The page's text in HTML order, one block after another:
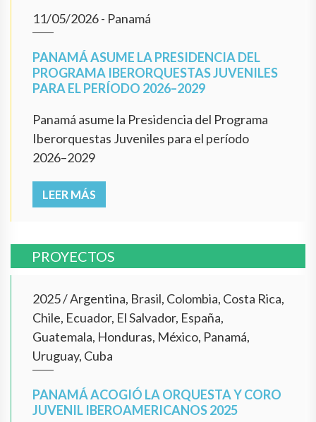
11/05/2026- Panamá
PANAMÁ ASUME LA PRESIDENCIA DEL
PROGRAMA IBERORQUESTAS JUVENILES
PARA EL PERÍODO 2026–2029
Panamá asume la Presidencia del Programa
Iberorquestas Juveniles para el período
2026–2029
LEER MÁS
PROYECTOS
2025/Argentina, Brasil, Colombia, Costa Rica,
Chile, Ecuador, El Salvador, España,
Guatemala, Honduras, México, Panamá,
Uruguay, Cuba
PANAMÁ ACOGIÓ LA ORQUESTA Y CORO
JUVENIL IBEROAMERICANOS 2025